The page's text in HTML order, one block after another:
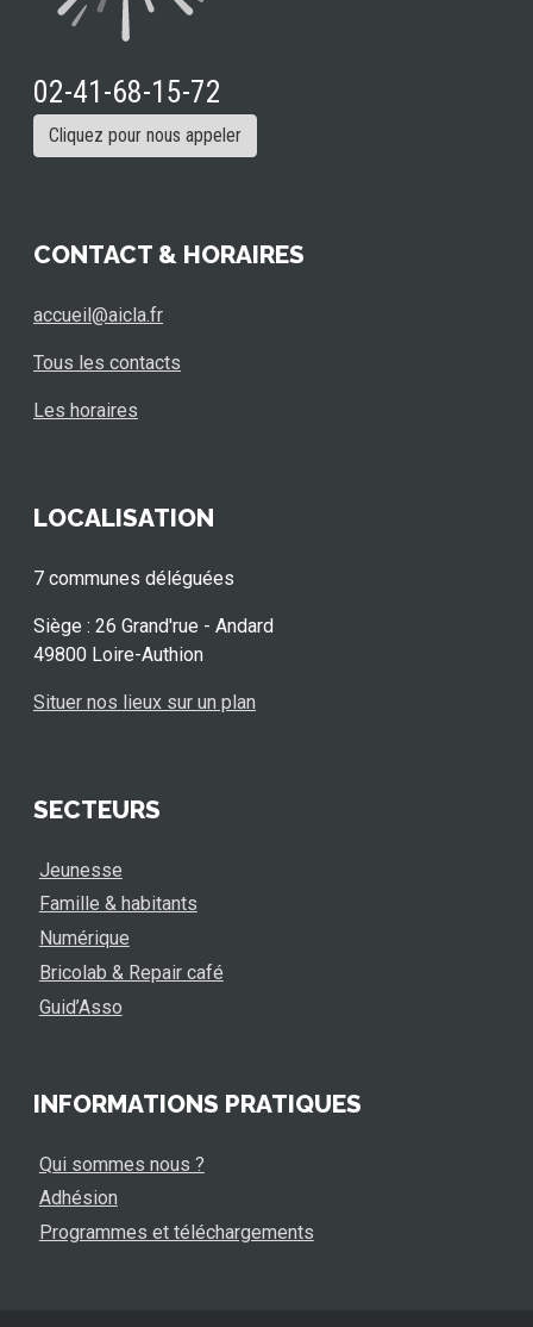
02-41-68-15-72
Cliquez pour nous appeler
CONTACT & HORAIRES
accueil@aicla.fr
Tous les contacts
Les horaires
LOCALISATION
7 communes déléguées
Siège : 26 Grand'rue - Andard
49800 Loire-Authion
Situer nos lieux sur un plan
SECTEURS
Jeunesse
Famille & habitants
Numérique
Bricolab & Repair café
Guid’Asso
INFORMATIONS PRATIQUES
Qui sommes nous ?
Adhésion
Programmes et téléchargements